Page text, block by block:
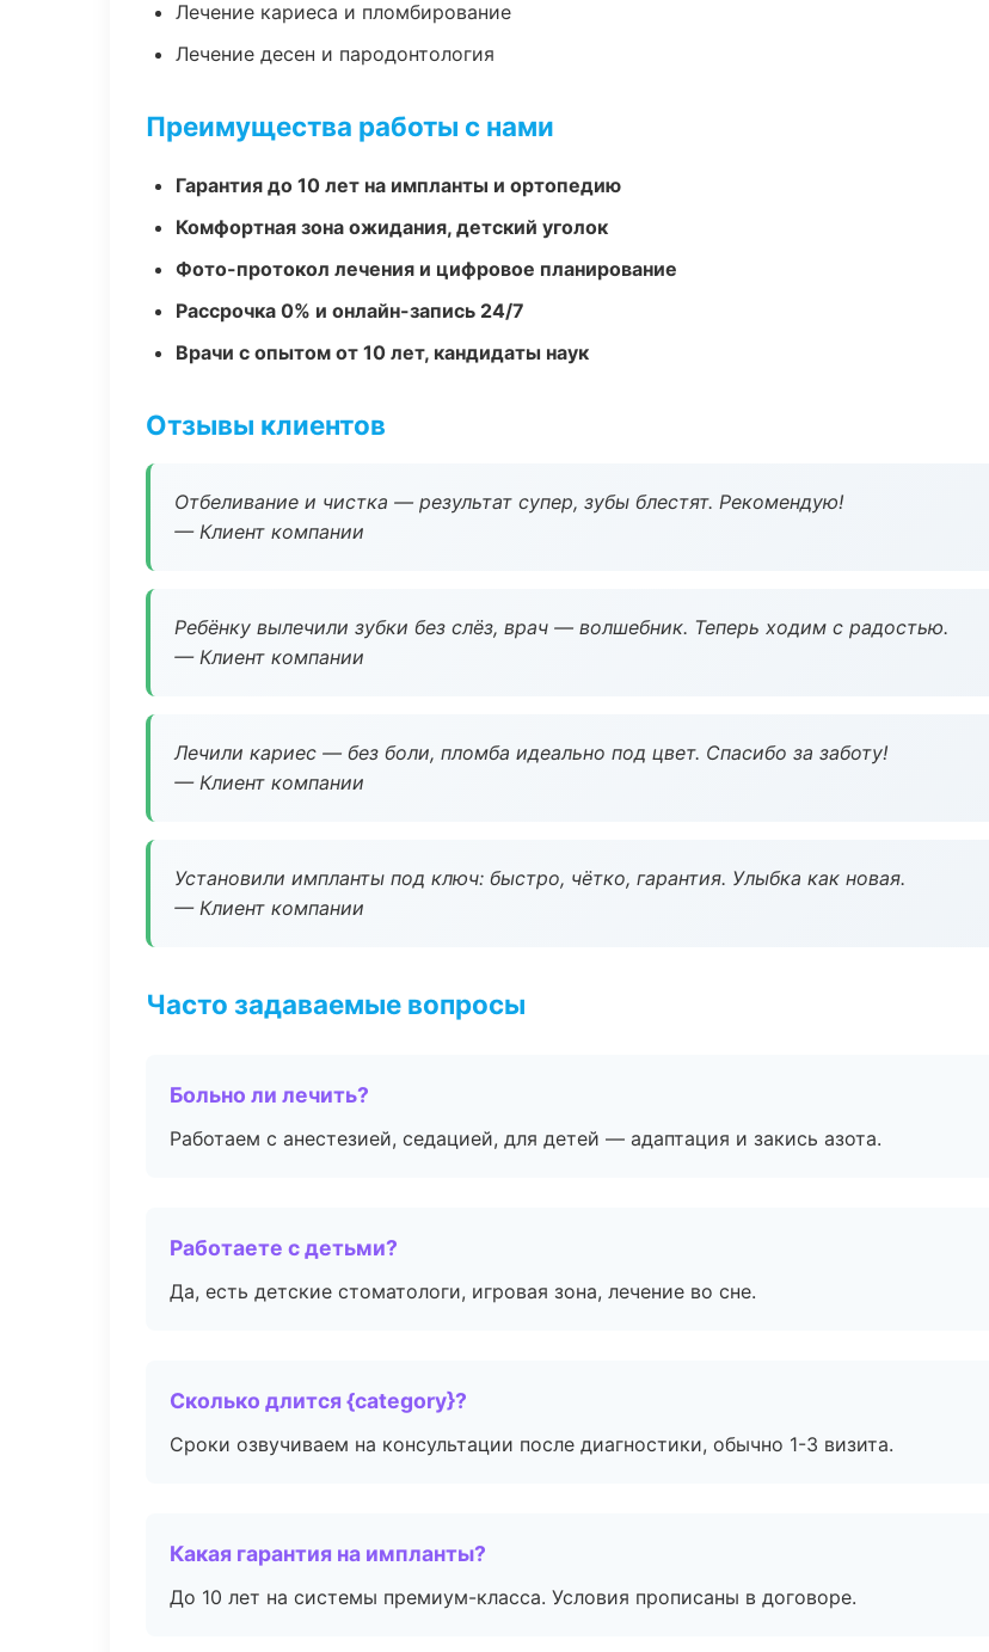
Лечение кариеса и пломбирование
Лечение десен и пародонтология
Преимущества работы с нами
Гарантия до 10 лет на импланты и ортопедию
Комфортная зона ожидания, детский уголок
Фото-протокол лечения и цифровое планирование
Рассрочка 0% и онлайн-запись 24/7
Врачи с опытом от 10 лет, кандидаты наук
Отзывы клиентов
Отбеливание и чистка — результат супер, зубы блестят. Рекомендую!
— Клиент компании
Ребёнку вылечили зубки без слёз, врач — волшебник. Теперь ходим с радостью.
— Клиент компании
Лечили кариес — без боли, пломба идеально под цвет. Спасибо за заботу!
— Клиент компании
Установили импланты под ключ: быстро, чётко, гарантия. Улыбка как новая.
— Клиент компании
Часто задаваемые вопросы
Больно ли лечить?
Работаем с анестезией, седацией, для детей — адаптация и закись азота.
Работаете с детьми?
Да, есть детские стоматологи, игровая зона, лечение во сне.
Сколько длится {category}?
Сроки озвучиваем на консультации после диагностики, обычно 1-3 визита.
Какая гарантия на импланты?
До 10 лет на системы премиум-класса. Условия прописаны в договоре.